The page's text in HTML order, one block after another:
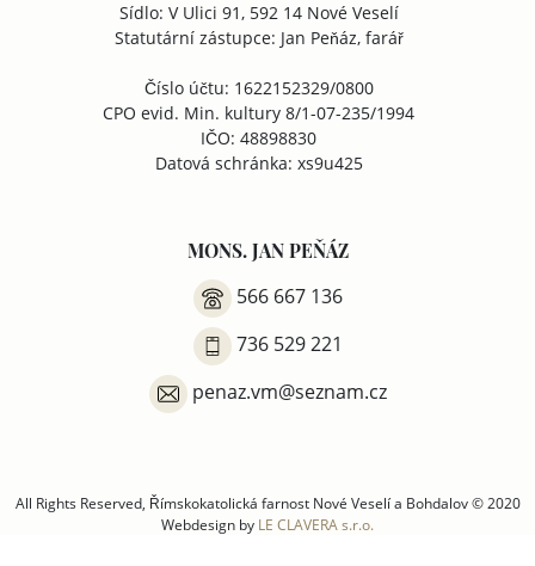
Sídlo: V Ulici 91, 592 14 Nové Veselí
Statutární zástupce: Jan Peňáz, farář
Číslo účtu: 1622152329/0800
CPO evid. Min. kultury 8/1-07-235/1994
IČO: 48898830
Datová schránka: xs9u425
MONS. JAN PEŇÁZ
566 667 136
736 529 221
penaz.vm@seznam.cz
All Rights Reserved, Římskokatolická farnost Nové Veselí a Bohdalov © 2020
Webdesign by LE CLAVERA s.r.o.